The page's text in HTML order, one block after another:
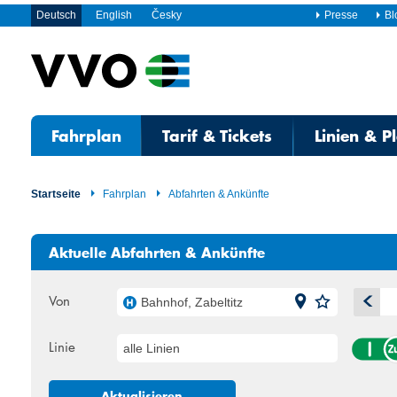
Deutsch English Česky Presse
Fahrplan Tarif & Tickets Linien &
Startseite Fahrplan Abfahrten & Ankünfte
Aktuelle Abfahrten & Ankünfte
Von Bahnhof, Zabeltitz
Mo Di
Linie alle Linien